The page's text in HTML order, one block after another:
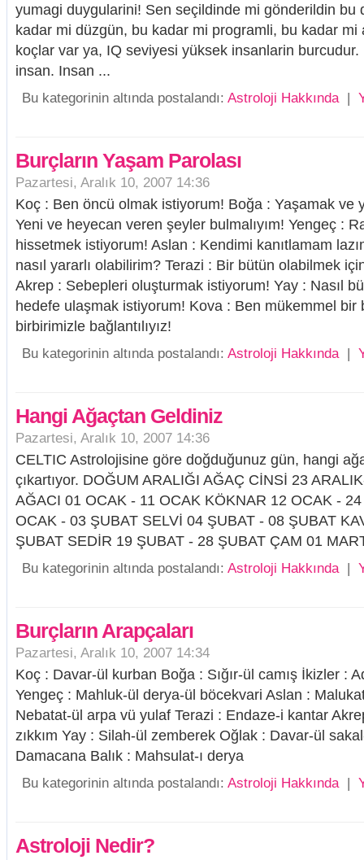
yumagi duygularini! Sen seçildinde mi gönderildin bu
kadar mi düzgün, bu kadar mi programli, bu kadar mi
koçlar var ya, IQ seviyesi yüksek insanlarin
insan. Insan ...
Bu kategorinin altında postalandı: Astroloji Hakkında|
Burçların Yaşam Parolası
Pazartesi, Aralık 10, 2007 14:36
Koç : Ben öncü olmak istiyorum! Boğa : Yaşamak ve
Yeni ve heyecan veren şeyler bulmalıyım! Yengeç :
hissetmek istiyorum! Aslan : Kendimi kanıtlamam
nasıl yararlı olabilirim? Terazi : Bir bütün olabilmek
Akrep : Sebepleri oluşturmak istiyorum! Yay : Nasıl
hedefe ulaşmak istiyorum! Kova : Ben mükemmel bir
birbirimizle bağlantılıyız!
Bu kategorinin altında postalandı: Astroloji Hakkında|
Hangi Ağaçtan Geldiniz
Pazartesi, Aralık 10, 2007 14:36
CELTIC Astrolojisine göre doğduğunuz gün, hangi
çıkartıyor. DOĞUM ARALIĞI AĞAÇ CİNSİ 23
AĞACI 01 OCAK - 11 OCAK KÖKNAR 12 OCAK -
OCAK - 03 ŞUBAT SELVİ 04 ŞUBAT - 08 ŞUBAT
ŞUBAT SEDİR 19 ŞUBAT - 28 ŞUBAT ÇAM 01
Bu kategorinin altında postalandı: Astroloji Hakkında|
Burçların Arapçaları
Pazartesi, Aralık 10, 2007 14:34
Koç : Davar-ül kurban Boğa : Sığır-ül camış İkizler :
Yengeç : Mahluk-ül derya-ül böcekvari Aslan :
Nebatat-ül arpa vü yulaf Terazi : Endaze-i kantar
zıkkım Yay : Silah-ül zemberek Oğlak : Davar-ül
Damacana Balık : Mahsulat-ı derya
Bu kategorinin altında postalandı: Astroloji Hakkında|
Astroloji Nedir?